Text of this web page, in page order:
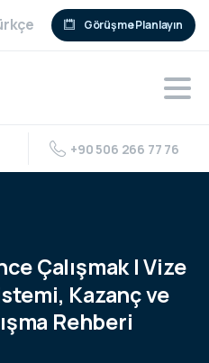
Görüşme Planlayın
+90 506 266 77 76
Çalışmak |Vize
Kazançve
Rehberi